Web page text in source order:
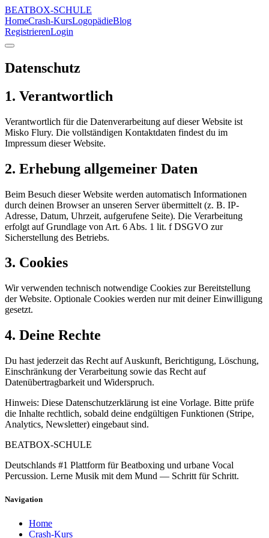
BEATBOX-SCHULE
HomeCrash-KursLogopädieBlog
RegistrierenLogin
Datenschutz
1. Verantwortlich
Verantwortlich für die Datenverarbeitung auf dieser Website ist
Misko Flury. Die vollständigen Kontaktdaten findest du im
Impressum dieser Website.
2. Erhebung allgemeiner Daten
Beim Besuch dieser Website werden automatisch Informationen
durch deinen Browser an unseren Server übermittelt (z. B. IP-
Adresse, Datum, Uhrzeit, aufgerufene Seite). Die Verarbeitung
erfolgt auf Grundlage von Art. 6 Abs. 1 lit. f DSGVO zur
Sicherstellung des Betriebs.
3. Cookies
Wir verwenden technisch notwendige Cookies zur Bereitstellung
der Website. Optionale Cookies werden nur mit deiner Einwilligung
gesetzt.
4. Deine Rechte
Du hast jederzeit das Recht auf Auskunft, Berichtigung, Löschung,
Einschränkung der Verarbeitung sowie das Recht auf
Datenübertragbarkeit und Widerspruch.
Hinweis: Diese Datenschutzerklärung ist eine Vorlage. Bitte prüfe
die Inhalte rechtlich, sobald deine endgültigen Funktionen (Stripe,
Analytics, Newsletter) eingebaut sind.
BEATBOX-SCHULE
Deutschlands #1 Plattform für Beatboxing und urbane Vocal
Percussion. Lerne Musik mit dem Mund — Schritt für Schritt.
Navigation
Home
Crash-Kurs